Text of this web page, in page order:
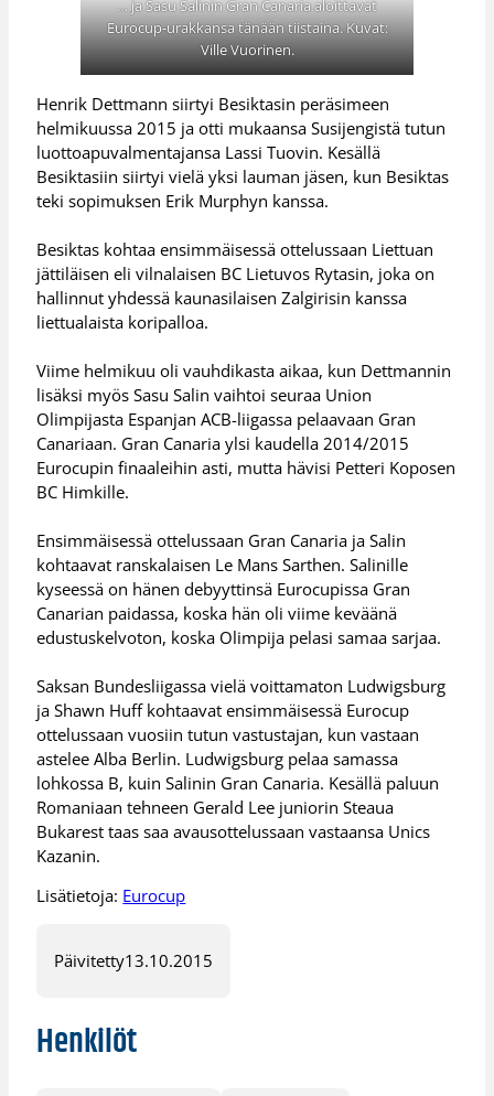
… ja Sasu Salinin Gran Canaria aloittavat
Eurocup-urakkansa tänään tiistaina. Kuvat:
Ville Vuorinen.
Henrik Dettmann siirtyi Besiktasin peräsimeen
helmikuussa 2015 ja otti mukaansa Susijengistä tutun
luottoapuvalmentajansa Lassi Tuovin. Kesällä
Besiktasiin siirtyi vielä yksi lauman jäsen, kun Besiktas
teki sopimuksen Erik Murphyn kanssa.
Besiktas kohtaa ensimmäisessä ottelussaan Liettuan
jättiläisen eli vilnalaisen BC Lietuvos Rytasin, joka on
hallinnut yhdessä kaunasilaisen Zalgirisin kanssa
liettualaista koripalloa.
Viime helmikuu oli vauhdikasta aikaa, kun Dettmannin
lisäksi myös Sasu Salin vaihtoi seuraa Union
Olimpijasta Espanjan ACB-liigassa pelaavaan Gran
Canariaan. Gran Canaria ylsi kaudella 2014/2015
Eurocupin finaaleihin asti, mutta hävisi Petteri Koposen
BC Himkille.
Ensimmäisessä ottelussaan Gran Canaria ja Salin
kohtaavat ranskalaisen Le Mans Sarthen. Salinille
kyseessä on hänen debyyttinsä Eurocupissa Gran
Canarian paidassa, koska hän oli viime keväänä
edustuskelvoton, koska Olimpija pelasi samaa sarjaa.
Saksan Bundesliigassa vielä voittamaton Ludwigsburg
ja Shawn Huff kohtaavat ensimmäisessä Eurocup
ottelussaan vuosiin tutun vastustajan, kun vastaan
astelee Alba Berlin. Ludwigsburg pelaa samassa
lohkossa B, kuin Salinin Gran Canaria. Kesällä paluun
Romaniaan tehneen Gerald Lee juniorin Steaua
Bukarest taas saa avausottelussaan vastaansa Unics
Kazanin.
Lisätietoja: Eurocup
Päivitetty13.10.2015
Henkilöt